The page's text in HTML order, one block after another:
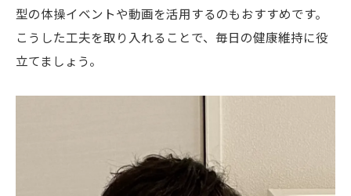
型の体操イベントや動画を活用するのもおすすめです。
こうした工夫を取り入れることで、毎日の健康維持に役
立てましょう。